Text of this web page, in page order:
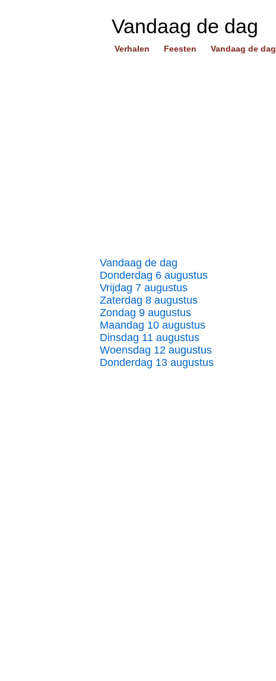
Vandaag de dag
Verhalen Feesten Vandaag de dag
Vandaag de dag
Donderdag 6 augustus
Vrijdag 7 augustus
Zaterdag 8 augustus
Zondag 9 augustus
Maandag 10 augustus
Dinsdag 11 augustus
Woensdag 12 augustus
Donderdag 13 augustus